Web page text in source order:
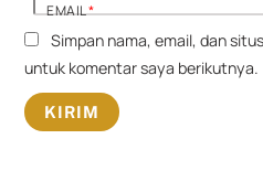
EMAIL*
Simpan nama, email, dan
untuk komentar saya berikutnya.